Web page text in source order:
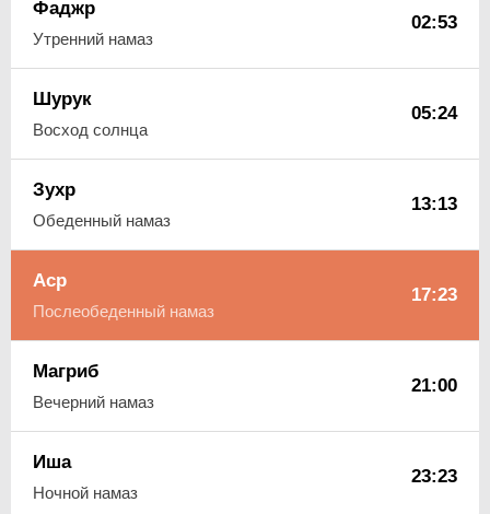
Фаджр
Утренний намаз
02:53
Шурук
Восход солнца
05:24
Зухр
Обеденный намаз
13:13
Аср
Послеобеденный намаз
17:23
Магриб
Вечерний намаз
21:00
Иша
Ночной намаз
23:23